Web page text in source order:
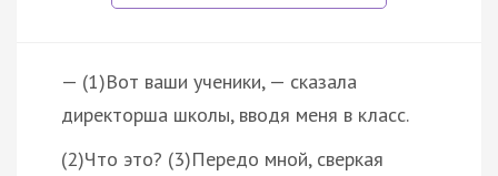
— (1)Вот ваши ученики, — сказала
директорша школы, вводя меня в класс.
(2)Что это? (3)Передо мной, сверкая